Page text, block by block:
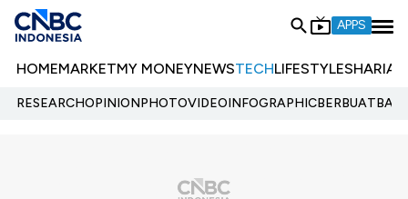
APPS
HOMEMARKETMY MONEYNEWSTECHLIFESTYLESHARIA
RESEARCHOPINIONPHOTOVIDEOINFOGRAPHIC